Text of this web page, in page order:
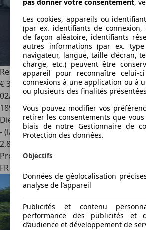
Renault Kangoo1.5 dCi Business 1
€ 3 990
02/2009
189 000 km
Diesel
- (l/100 km)
2,8
Professionnel
FR 57245
pas donner votre consentement,
Les cookies, appareils ou
(par ex. identifiants de connexion,
de façon aléatoire, identifiants
autres informations (par ex.
navigateur, langue, taille d’écran,
charge, etc.) peuvent être
appareil pour reconnaître celui-
connexions à une application ou à
ou plusieurs des finalités
Vous pouvez modifier vos
retirer les consentements que
biais de notre Gestionnaire de
Protection des données.
Objectifs
Données de géolocalisation
analyse de l’appareil
Publicités et contenu
performance des publicités et
d’audience et développement de